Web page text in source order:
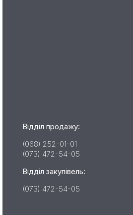
Відділ продажу:
(068) 252-01-01
(073) 472-54-05
Відділ закупівель:
(073) 472-54-05